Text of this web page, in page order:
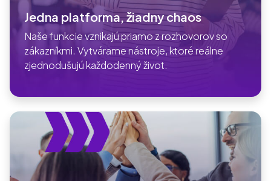
Jedna platforma, žiadny chaos
Naše funkcie vznikajú priamo z rozhovorov so
zákazníkmi. Vytvárame nástroje, ktoré reálne
zjednodušujú každodenný život.